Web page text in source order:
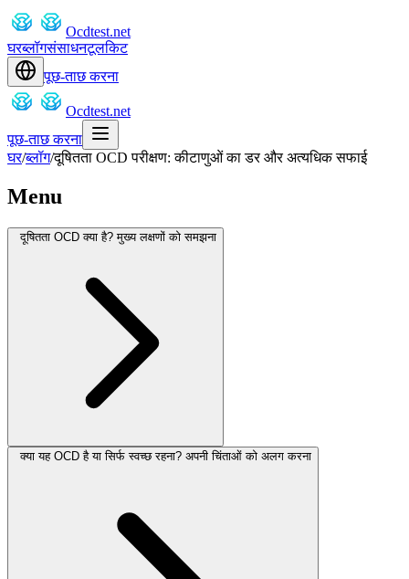
Ocdtest.net
घरब्लॉगसंसाधनटूलकिट
पूछ-ताछ करना
Ocdtest.net
पूछ-ताछ करना
घर/ब्लॉग/दूषितता OCD परीक्षण: कीटाणुओं का डर और अत्यधिक सफाई
Menu
दूषितता OCD क्या है? मुख्य लक्षणों को समझना
क्या यह OCD है या सिर्फ स्वच्छ रहना? अपनी चिंताओं को अलग करना